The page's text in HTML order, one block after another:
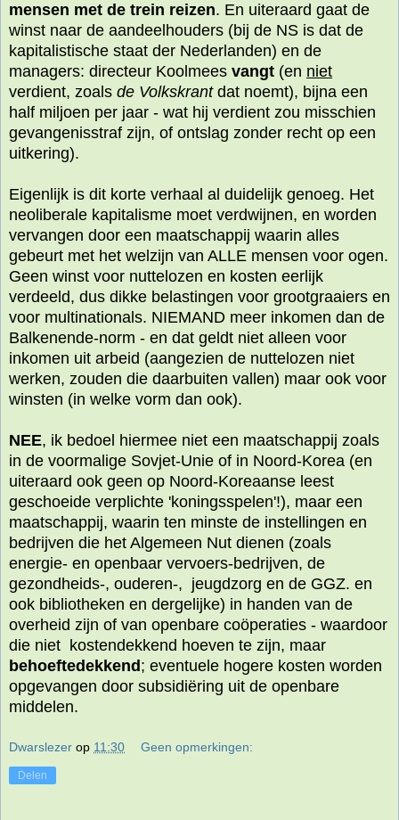
mensen met de trein reizen. En uiteraard gaat de
winst naar de aandeelhouders (bij de NS is dat de
kapitalistische staat der Nederlanden) en de
managers: directeur Koolmees vangt (en niet
verdient, zoals de Volkskrantdat noemt), bijna een
half miljoen per jaar - wat hij verdient zou misschien
gevangenisstraf zijn, of ontslag zonder recht op een
uitkering).
Eigenlijk is dit korte verhaal al duidelijk genoeg. Het
neoliberale kapitalisme moet verdwijnen, en worden
vervangen door een maatschappij waarin alles
gebeurt met het welzijn van ALLE mensen voor ogen.
Geen winst voor nuttelozen en kosten eerlijk
verdeeld, dus dikke belastingen voor grootgraaiers en
voor multinationals. NIEMAND meer inkomen dan de
Balkenende-norm - en dat geldt niet alleen voor
inkomen uit arbeid (aangezien de nuttelozen niet
werken, zouden die daarbuiten vallen) maar ook voor
winsten (in welke vorm dan ook).
NEE, ik bedoel hiermee niet een maatschappij zoals
in de voormalige Sovjet-Unie of in Noord-Korea (en
uiteraard ook geen op Noord-Koreaanse leest
geschoeide verplichte 'koningsspelen'!), maar een
maatschappij, waarin ten minste de instellingen en
bedrijven die het Algemeen Nut dienen (zoals
energie- en openbaar vervoers-bedrijven, de
gezondheids-, ouderen-, jeugdzorg en de GGZ. en
ook bibliotheken en dergelijke) in handen van de
overheid zijn of van openbare coöperaties - waardoor
die niet kostendekkend hoeven te zijn, maar
behoeftedekkend ; eventuele hogere kosten worden
opgevangen door subsidiëring uit de openbare
middelen.
Dwarslezer op 11:30 Geen opmerkingen:
Delen